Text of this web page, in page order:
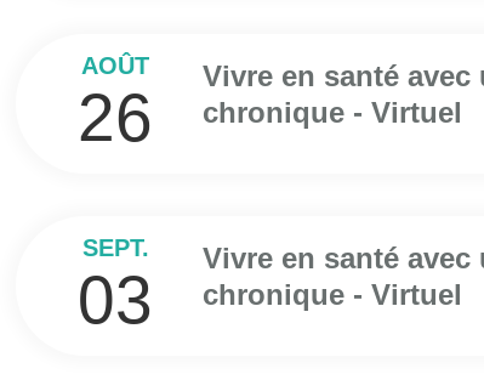
AOÛT
26
Vivre en santé avec
chronique - Virtuel
SEPT.
03
Vivre en santé
chronique - Virtuel